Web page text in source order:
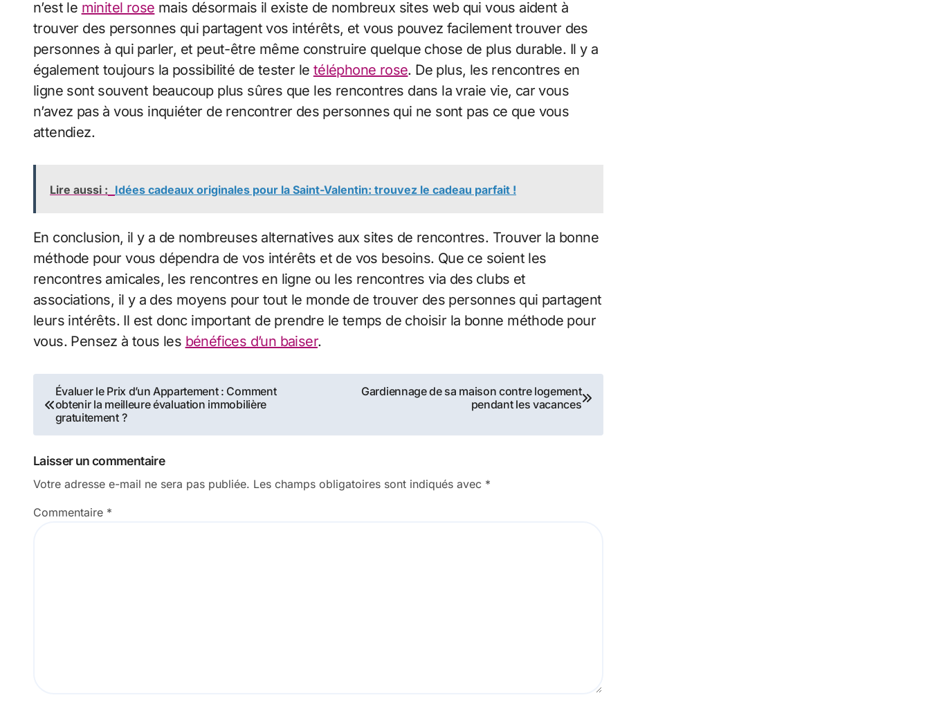
n’est le minitel rose mais désormais il existe de nombreux sites web qui vous aident à
trouver des personnes qui partagent vos intérêts, et vous pouvez facilement trouver des
personnes à qui parler, et peut-être même construire quelque chose de plus durable. Il y a
également toujours la possibilité de tester le téléphone rose. De plus, les rencontres en
ligne sont souvent beaucoup plus sûres que les rencontres dans la vraie vie, car vous
n’avez pas à vous inquiéter de rencontrer des personnes qui ne sont pas ce que vous
attendiez.
Lire aussi : Idées cadeaux originales pour la Saint-Valentin: trouvez le cadeau parfait !
En conclusion, il y a de nombreuses alternatives aux sites de rencontres. Trouver la bonne
méthode pour vous dépendra de vos intérêts et de vos besoins. Que ce soient les
rencontres amicales, les rencontres en ligne ou les rencontres via des clubs et
associations, il y a des moyens pour tout le monde de trouver des personnes qui partagent
leurs intérêts. Il est donc important de prendre le temps de choisir la bonne méthode pour
vous. Pensez à tous les bénéfices d’un baiser.
Navigation
de
l’article
Évaluer le Prix d’un Appartement : Comment
obtenir la meilleure évaluation immobilière
gratuitement ?
Gardiennage de sa maison contre logement
pendant les vacances
Laisser un commentaire
Votre adresse e-mail ne sera pas publiée. Les champs obligatoires sont indiqués avec *
Commentaire *